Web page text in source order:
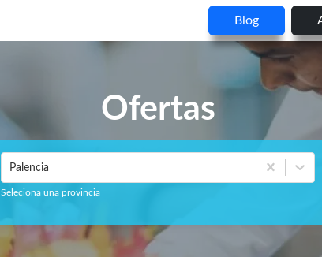
Blog
Ofertas
Palencia
Seleciona una provincia